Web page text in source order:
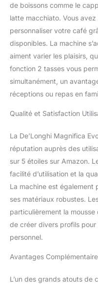
de boissons comme le
latte macchiato. Vous
personnaliser votre café
disponibles. La machine
aiment varier les plaisirs,
fonction 2 tasses vous
simultanément, un
réceptions ou repas en
Qualité et Satisfaction
La De’Longhi Magnifica
réputation auprès des
sur 5 étoiles sur Amazon.
facilité d’utilisation et la
La machine est également
ses matériaux robustes.
particulièrement la
de créer divers profils
personnel.
Avantages
L’un des grands atouts de